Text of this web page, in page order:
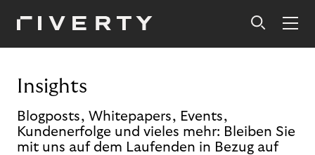
Insights
Blogposts, Whitepapers, Events,
Kundenerfolge und vieles mehr: Bleiben Sie
mit uns auf dem Laufenden in Bezug auf